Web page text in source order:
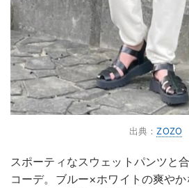
出典：ZOZO
スポーティなスウェットパンツと
コーデ。ブルー×ホワイトの爽や